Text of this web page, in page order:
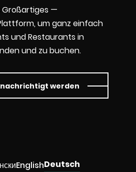
EnglishDeutsch
Großartiges —
um ganz einfach
und Restaurants in
und zu buchen.
werden